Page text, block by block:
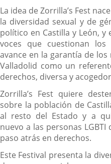
La idea de Zorrilla’s Fest
la diversidad sexual y de
político en Castilla y León, y
voces que cuestionan
avance en la garantía de
Valladolid como un
derechos, diversa y
Zorrilla’s Fest quiere
sobre la población de
al resto del Estado y a
nuevo a las personas
paso atrás en derechos.
Este Festival presenta la